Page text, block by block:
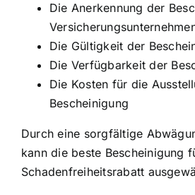
Die Anerkennung der
Die Gültigkeit der
Die Verfügbarkeit der
Die Kosten für die
Bescheinigung
Durch eine sorgfältige
kann die beste Bescheinigung
Schadenfreiheitsrabatt